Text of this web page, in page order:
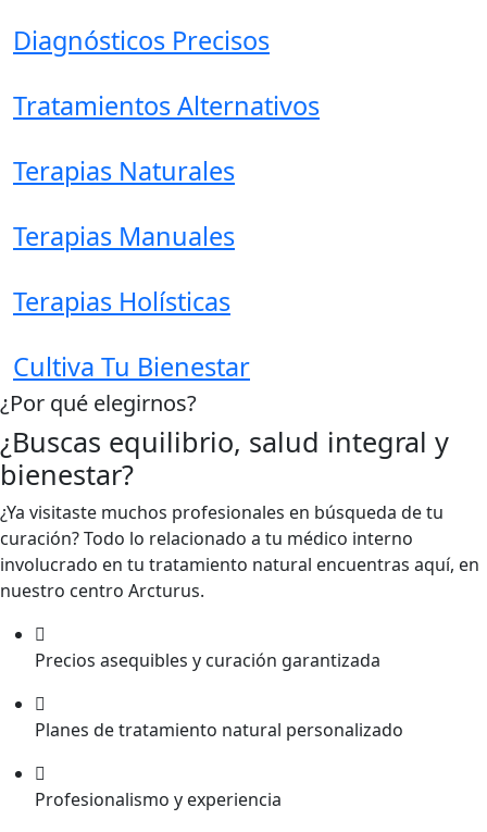
Diagnósticos Precisos
Tratamientos Alternativos
Terapias Naturales
Terapias Manuales
Terapias Holísticas
Cultiva Tu Bienestar
¿Por qué elegirnos?
¿Buscas equilibrio, salud integral y
bienestar?
¿Ya visitaste muchos profesionales en búsqueda de tu
curación? Todo lo relacionado a tu médico interno
involucrado en tu tratamiento natural encuentras aquí, en
nuestro centro Arcturus.
Precios asequibles y curación garantizada
Planes de tratamiento natural personalizado
Profesionalismo y experiencia